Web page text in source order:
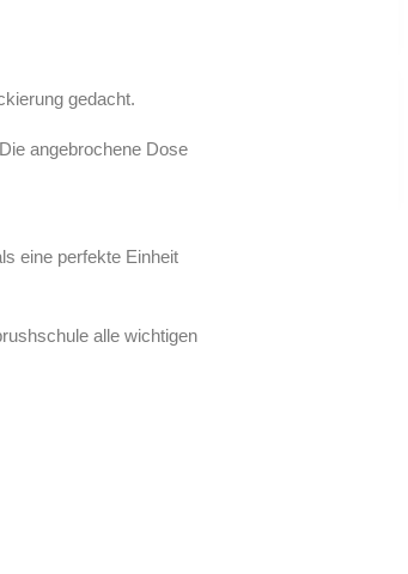
gedacht.
angebrochene Dose
eine perfekte Einheit
alle wichtigen